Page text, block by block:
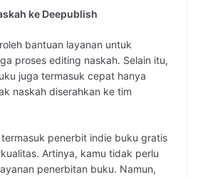
ke Deepublish
bantuan layanan untuk
proses editing naskah. Selain itu,
juga termasuk cepat hanya
naskah diserahkan ke tim
penerbit indie buku gratis
Artinya, kamu tidak perlu
penerbitan buku. Namun,